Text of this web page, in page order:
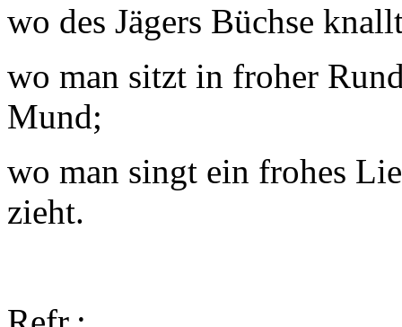
wo des Jägers Büchse
wo man sitzt in froher
Mund;
wo man singt ein frohes
zieht.